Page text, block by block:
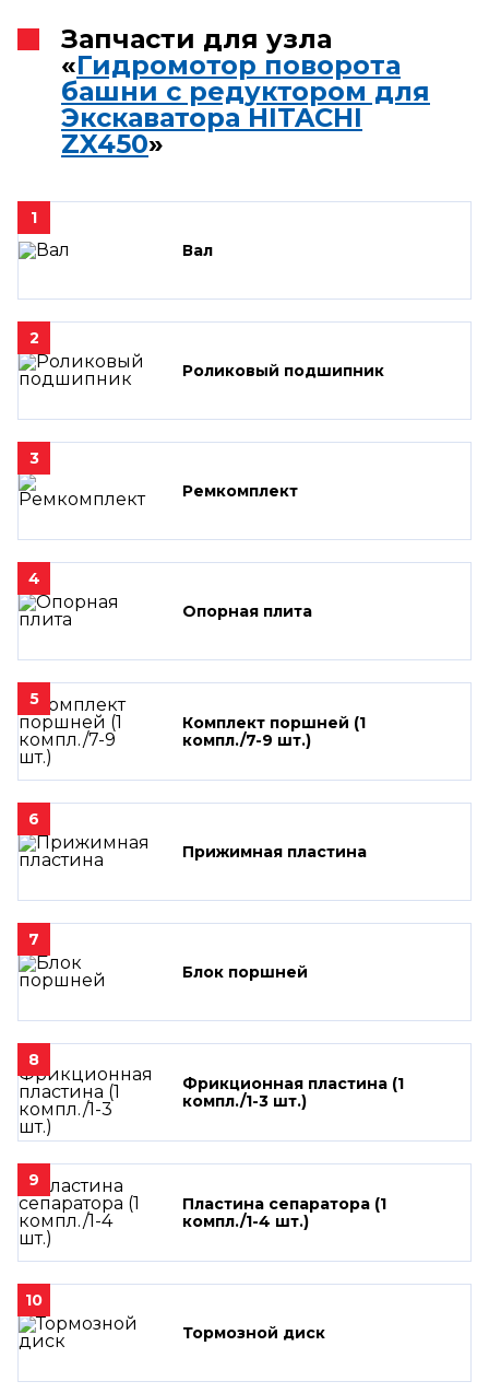
Запчасти для узла
«Гидромотор поворота
башни с редуктором для
Экскаватора HITACHI
ZX450»
1
Вал
2
Роликовый подшипник
3
Ремкомплект
4
Опорная плита
5
Комплект поршней (1
компл./7-9 шт.)
6
Прижимная пластина
7
Блок поршней
8
Фрикционная пластина (1
компл./1-3 шт.)
9
Пластина сепаратора (1
компл./1-4 шт.)
10
Тормозной диск